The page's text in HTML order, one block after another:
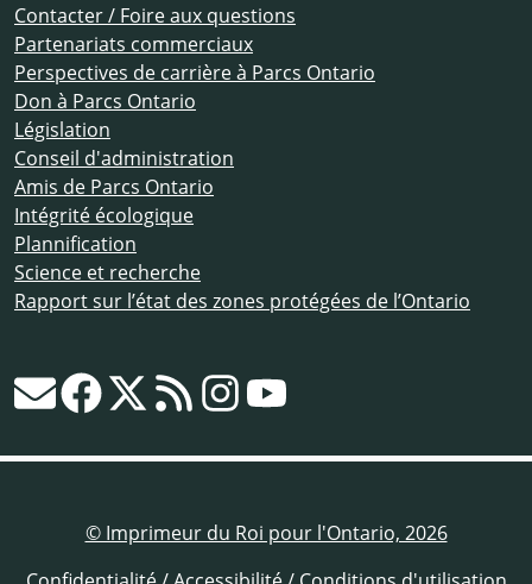
Contacter / Foire aux questions
Partenariats commerciaux
Perspectives de carrière à Parcs Ontario
Don à Parcs Ontario
Législation
Conseil d'administration
Amis de Parcs Ontario
Intégrité écologique
Plannification
Science et recherche
Rapport sur l’état des zones protégées de l’Ontario
© Imprimeur du Roi pour l'Ontario, 2026